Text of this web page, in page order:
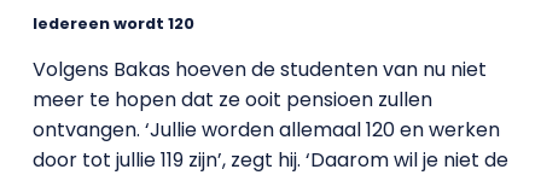
Iedereen wordt 120
Volgens Bakas hoeven de studenten van nu niet
meer te hopen dat ze ooit pensioen zullen
ontvangen. ‘Jullie worden allemaal 120 en werken
door tot jullie 119 zijn’, zegt hij. ‘Daarom wil je niet de